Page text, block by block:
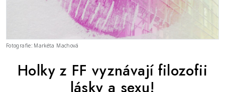
Fotografie: Markéta Machová
Holky z FF vyznávají filozofii
lásky a sexu!